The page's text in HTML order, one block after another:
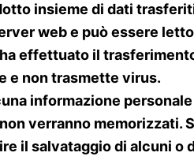
insieme di dati
web e può essere letto
effettuato il
e non trasmette virus.
informazione
verranno memorizzati.
il salvataggio di alcuni o